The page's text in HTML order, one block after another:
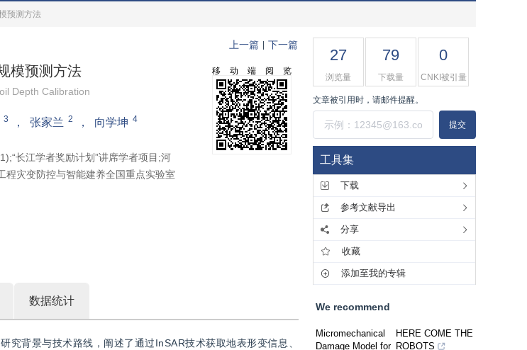
预测方法
上一篇 下一篇
模预测方法
Depth Calibration
3 ， 张家兰 2 ， 向学坤 4
长江学者奖励计划”讲席学者项目;河
灾变防控与智能建养全国重点实验室
移动端阅览
数据统计
背景与技术路线，阐述了通过InSAR技术获取地表形变信息、
27
浏览量
79
下载量
0
CNKI被引量
文章被引用时，请邮件提醒。
提交
工具集
下载
参考文献导出
分享
收藏
添加至我的专辑
We recommend
Micromechanical
Damage Model for
HERE COME THE
ROBOTS